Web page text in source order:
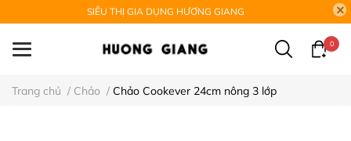
SIÊU THỊ GIA DỤNG HƯƠNG GIANG
0
Trang chủ / Chảo / Chảo Cookever 24cm nông 3 lớp